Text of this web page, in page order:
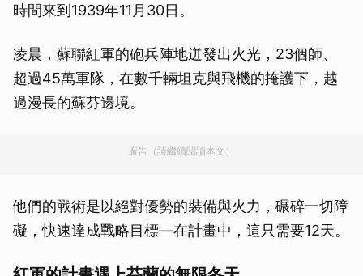
時間來到1939年11月30日。
凌晨，蘇聯紅軍的砲兵陣地迸發出火光，23個師、
超過45萬軍隊，在數千輛坦克與飛機的掩護下，越
過漫長的蘇芬邊境。
廣告（請繼續閱讀本文）
他們的戰術是以絕對優勢的裝備與火力，碾碎一切障
礙，快速達成戰略目標—在計畫中，這只需要12天。